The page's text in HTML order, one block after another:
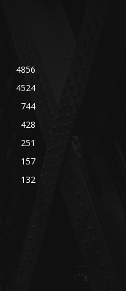
4856
4524
744
428
251
157
132